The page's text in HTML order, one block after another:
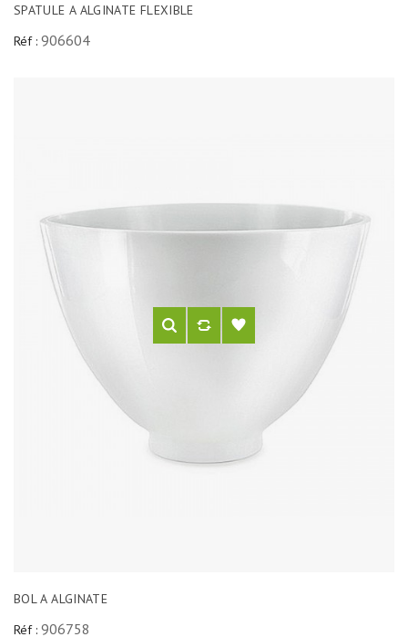
SPATULE A ALGINATE FLEXIBLE
Réf : 906604
BOL A ALGINATE
Réf : 906758